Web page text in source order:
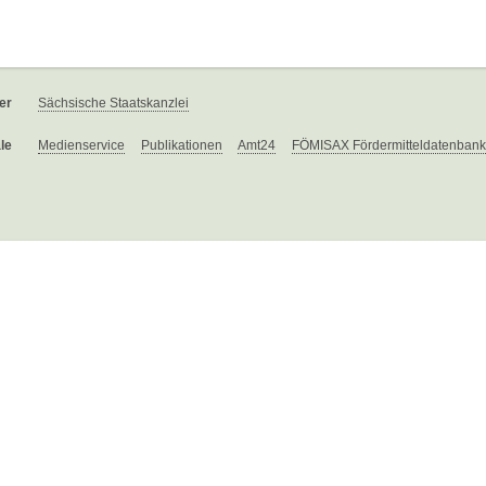
Sächsische Staatskanzlei
Medienservice Publikationen Amt24 FÖMISAX Fördermitteldatenbank